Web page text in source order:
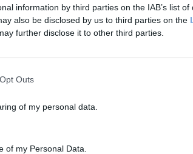
information by third parties on the IAB’s list of
also be disclosed by us to third parties on the
further disclose it to other third parties.
Outs
of my personal data.
of my Personal Data.